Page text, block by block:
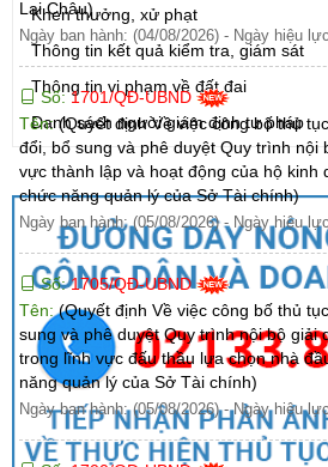
Lai Châu)
Ngày ban hành: (04/08/2026) - Ngày hiệu
Số:1701/QĐ-UBND
Tên:(Quyết định Về việc công bố thủ
đổi, bổ sung và phê duyệt Quy trình nội
vực thành lập và hoạt động của hộ kinh
chức năng quản lý của Sở Tài chính)
Ngày ban hành: (05/08/2026) - Ngày hiệu
Số:1705/QĐ-UBND
Tên:(Quyết định Về việc công bố thủ
sung và phê duyệt Quy trình nội bộ giải
trong lĩnh vực đấu thầu lựa chọn nhà
năng quản lý của Sở Tài chính)
Ngày ban hành: (05/08/2026) -Ngày hiệu
Khen thưởng, xử phạt
Thông tin kết quả kiểm tra, giám sát
Thông tin vi phạm về đất đai
Danh sách người giám định tư pháp